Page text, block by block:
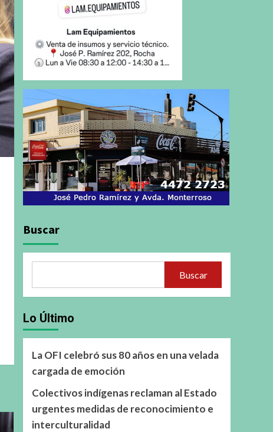
Buscar
Buscar
Lo Último
La OFI celebró sus 80 años en una velada
cargada de emoción
Colectivos indígenas reclaman al Estado
urgentes medidas de reconocimiento e
interculturalidad